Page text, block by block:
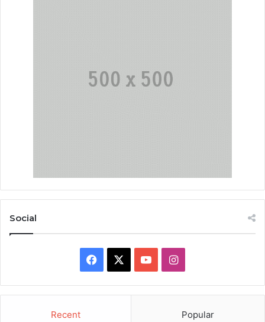
Social
Facebook YouTubeInstagram
Recent Popular